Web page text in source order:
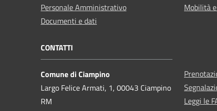
Personale Amministrativo
Documenti e dati
Mobilità
CONTATTI
Comune di Ciampino
Largo Felice Armati, 1, 00043 Ciampino
RM
Leggi le